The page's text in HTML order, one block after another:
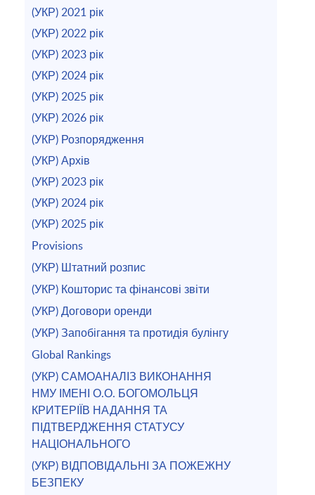
(УКР) 2021 рік
(УКР) 2022 рік
(УКР) 2023 рік
(УКР) 2024 рік
(УКР) 2025 рік
(УКР) 2026 рік
(УКР) Розпорядження
(УКР) Архів
(УКР) 2023 рік
(УКР) 2024 рік
(УКР) 2025 рік
Provisions
(УКР) Штатний розпис
(УКР) Кошторис та фінансові звіти
(УКР) Договори оренди
(УКР) Запобігання та протидія булінгу
Global Rankings
(УКР) САМОАНАЛІЗ ВИКОНАННЯ
НМУ ІМЕНІ О.О. БОГОМОЛЬЦЯ
КРИТЕРІЇВ НАДАННЯ ТА
ПІДТВЕРДЖЕННЯ СТАТУСУ
НАЦІОНАЛЬНОГО
(УКР) ВІДПОВІДАЛЬНІ ЗА ПОЖЕЖНУ
БЕЗПЕКУ